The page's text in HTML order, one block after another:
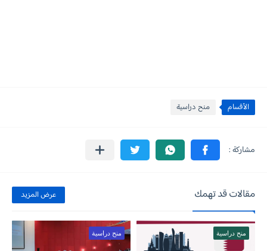
الأقسام منح دراسية
مقالات قد تهمك عرض المزيد
منح دراسية منح دراسية